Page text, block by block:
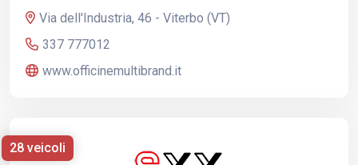
Via dell'Industria, 46 - Viterbo (VT)
337 777012
www.officinemultibrand.it
28 veicoli